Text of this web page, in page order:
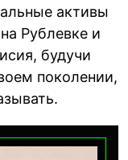
активы
Рублевке и
будучи
поколении,